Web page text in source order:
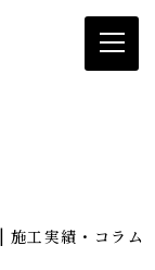
施工実績・コラム